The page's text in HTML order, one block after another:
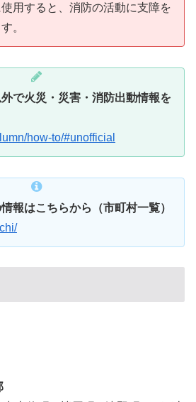
用すると、消防の活動に支障を
。
外で火災・災害・消防出動情報を
how-to/#unofficial
報はこちらから（市町村一覧）